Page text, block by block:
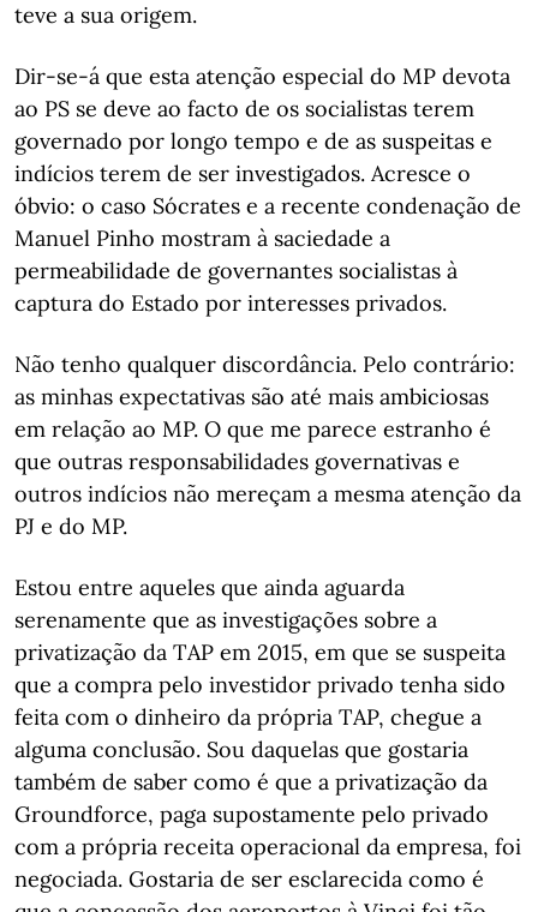
teve a sua origem.
Dir-se-á que esta atenção especial do MP devota
ao PS se deve ao facto de os socialistas terem
governado por longo tempo e de as suspeitas e
indícios terem de ser investigados. Acresce o
óbvio: o caso Sócrates e a recente condenação de
Manuel Pinho mostram à saciedade a
permeabilidade de governantes socialistas à
captura do Estado por interesses privados.
Não tenho qualquer discordância. Pelo contrário:
as minhas expectativas são até mais ambiciosas
em relação ao MP. O que me parece estranho é
que outras responsabilidades governativas e
outros indícios não mereçam a mesma atenção da
PJ e do MP.
Estou entre aqueles que ainda aguarda
serenamente que as investigações sobre a
privatização da TAP em 2015, em que se suspeita
que a compra pelo investidor privado tenha sido
feita com o dinheiro da própria TAP, chegue a
alguma conclusão. Sou daquelas que gostaria
também de saber como é que a privatização da
Groundforce, paga supostamente pelo privado
com a própria receita operacional da empresa, foi
negociada. Gostaria de ser esclarecida como é